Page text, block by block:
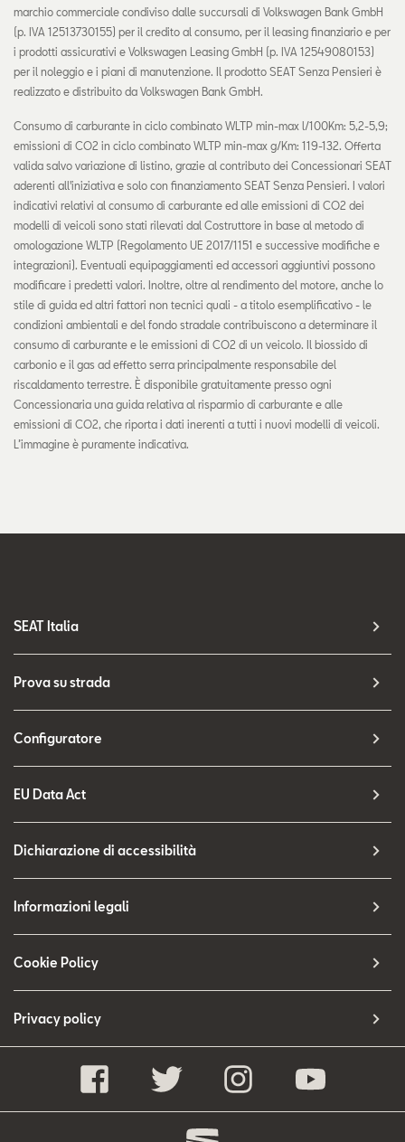
marchio commerciale condiviso dalle succursali di Volkswagen Bank GmbH
(p. IVA 12513730155) per il credito al consumo, per il leasing finanziario e per
i prodotti assicurativi e Volkswagen Leasing GmbH (p. IVA 12549080153)
per il noleggio e i piani di manutenzione. Il prodotto SEAT Senza Pensieri è
realizzato e distribuito da Volkswagen Bank GmbH.
Consumo di carburante in ciclo combinato WLTP min-max l/100Km: 5,2-5,9;
emissioni di CO2 in ciclo combinato WLTP min-max g/Km: 119-132. Offerta
valida salvo variazione di listino, grazie al contributo dei Concessionari SEAT
aderenti all'iniziativa e solo con finanziamento SEAT Senza Pensieri. I valori
indicativi relativi al consumo di carburante ed alle emissioni di CO2 dei
modelli di veicoli sono stati rilevati dal Costruttore in base al metodo di
omologazione WLTP (Regolamento UE 2017/1151 e successive modifiche e
integrazioni). Eventuali equipaggiamenti ed accessori aggiuntivi possono
modificare i predetti valori. Inoltre, oltre al rendimento del motore, anche lo
stile di guida ed altri fattori non tecnici quali - a titolo esemplificativo - le
condizioni ambientali e del fondo stradale contribuiscono a determinare il
consumo di carburante e le emissioni di CO2 di un veicolo. Il biossido di
carbonio e il gas ad effetto serra principalmente responsabile del
riscaldamento terrestre. È disponibile gratuitamente presso ogni
Concessionaria una guida relativa al risparmio di carburante e alle
emissioni di CO2, che riporta i dati inerenti a tutti i nuovi modelli di veicoli.
L’immagine è puramente indicativa.
SEAT Italia
Prova su strada
Configuratore
EU Data Act
Dichiarazione di accessibilità
Informazioni legali
Cookie Policy
Privacy policy